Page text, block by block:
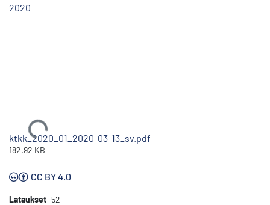
2020
Ladataan...
ktkk_2020_01_2020-03-13_sv.pdf
182.92 KB
CC BY 4.0
Lataukset 52